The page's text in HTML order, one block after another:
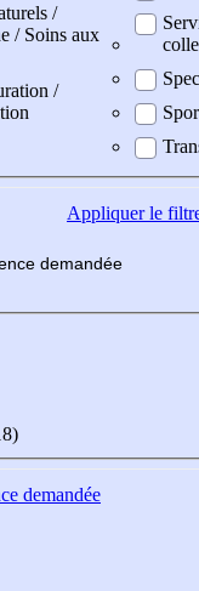
/
/ Soins aux
/
Appliquerle
demandée
demandée